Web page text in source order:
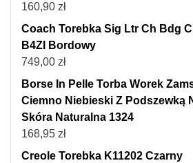
160,90 zł
Coach Torebka Sig Ltr Ch Bdg
B4ZI Bordowy
749,00 zł
Borse In Pelle Torba Worek
Ciemno Niebieski Z Podszewką
Skóra Naturalna 1324
168,95 zł
Creole Torebka K11202 Czarny